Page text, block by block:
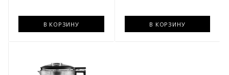
В КОРЗИНУ В КОРЗИНУ